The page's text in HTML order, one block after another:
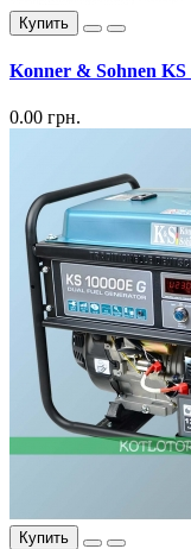
Купить
Konner & Sohnen KS
0.00 грн.
Купить